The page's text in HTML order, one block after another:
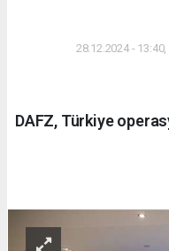
28.12.2024 -
DAFZ, Türkiye